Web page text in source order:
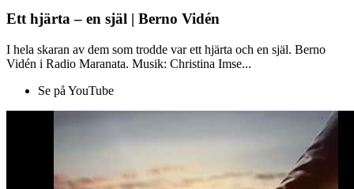
Ett hjärta – en själ | Berno Vidén
I hela skaran av dem som trodde var ett hjärta och en själ. Berno
Vidén i Radio Maranata. Musik: Christina Imse...
Se på YouTube